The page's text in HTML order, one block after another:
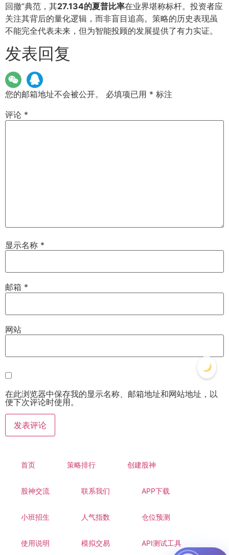
回撤”典范，其27.134的夏普比率在业界堪称标杆。投资者应
关注其背后的量化逻辑，而非盲目追高。策略的历史表现虽
不能完全代表未来，但为智能投顾的发展提供了有力实证。
发表回复
您的邮箱地址不会被公开。 必填项已用 * 标注
评论 *
显示名称 *
邮箱 *
网站
在此浏览器中保存我的显示名称、邮箱地址和网站地址，以
便下次评论时使用。
首页 策略排行 创建股神
股神交流 联系我们 APP下载
小班招生 人气指数 仓位预测
使用说明 模拟交易 API测试工具